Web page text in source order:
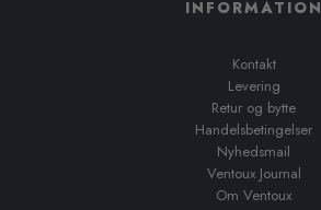
INFORMATION
Kontakt
Levering
Retur og bytte
Handelsbetingelser
Nyhedsmail
Ventoux Journal
Om Ventoux